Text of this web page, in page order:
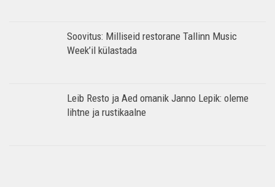
Soovitus: Milliseid restorane Tallinn Music
Week’il külastada
Leib Resto ja Aed omanik Janno Lepik: oleme
lihtne ja rustikaalne